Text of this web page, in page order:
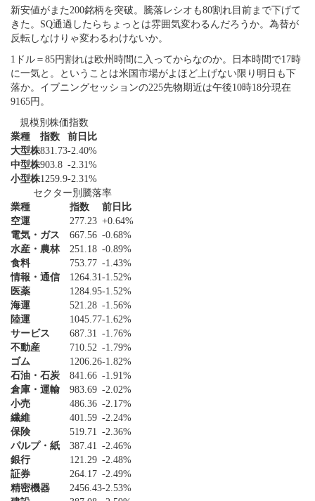
新安値がまた200銘柄を突破。騰落レシオも80割れ目前まで下げて
きた。SQ通過したらちょっとは雰囲気変わるんだろうか。為替が
反転しなけりゃ変わるわけないか。
1ドル＝85円割れは欧州時間に入ってからなのか。日本時間で17時
に一気と。ということは米国市場がよほど上げない限り明日も下
落か。イブニングセッションの225先物期近は午後10時18分現在
9165円。
規模別株価指数
業種
指数
前日比
大型株831.73-2.40%
中型株903.8 -2.31%
小型株1259.9-2.31%
セクター別騰落率
業種
指数
前日比
空運
277.23 +0.64%
電気・ガス
667.56 -0.68%
水産・農林
251.18 -0.89%
食料
753.77 -1.43%
情報・通信
1264.31-1.52%
医薬
1284.95-1.52%
海運
521.28 -1.56%
陸運
1045.77-1.62%
サービス
687.31 -1.76%
不動産
710.52 -1.79%
ゴム
1206.26-1.82%
石油・石炭
841.66 -1.91%
倉庫・運輸
983.69 -2.02%
小売
486.36 -2.17%
繊維
401.59 -2.24%
保険
519.71 -2.36%
パルプ・紙
387.41 -2.46%
銀行
121.29 -2.48%
証券
264.17 -2.49%
精密機器
2456.43-2.53%